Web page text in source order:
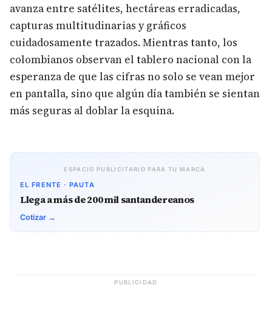
avanza entre satélites, hectáreas erradicadas,
capturas multitudinarias y gráficos
cuidadosamente trazados. Mientras tanto, los
colombianos observan el tablero nacional con la
esperanza de que las cifras no solo se vean mejor
en pantalla, sino que algún día también se sientan
más seguras al doblar la esquina.
ESPACIO PUBLICITARIO PARA TU MARCA
EL FRENTE · PAUTA
Llega a más de 200 mil santandereanos
Cotizar →
PUBLICIDAD